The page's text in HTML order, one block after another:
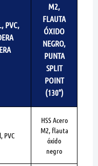
PVC,
M2,
FLAUTA
ÓXIDO
NEGRO,
PUNTA
SPLIT
POINT
(130°)
PVC
HSS Acero
M2, flauta
óxido
negro